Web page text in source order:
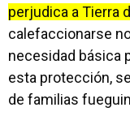
perjudica a Tierra
calefaccionarse
necesidad básica
esta protección,
de familias